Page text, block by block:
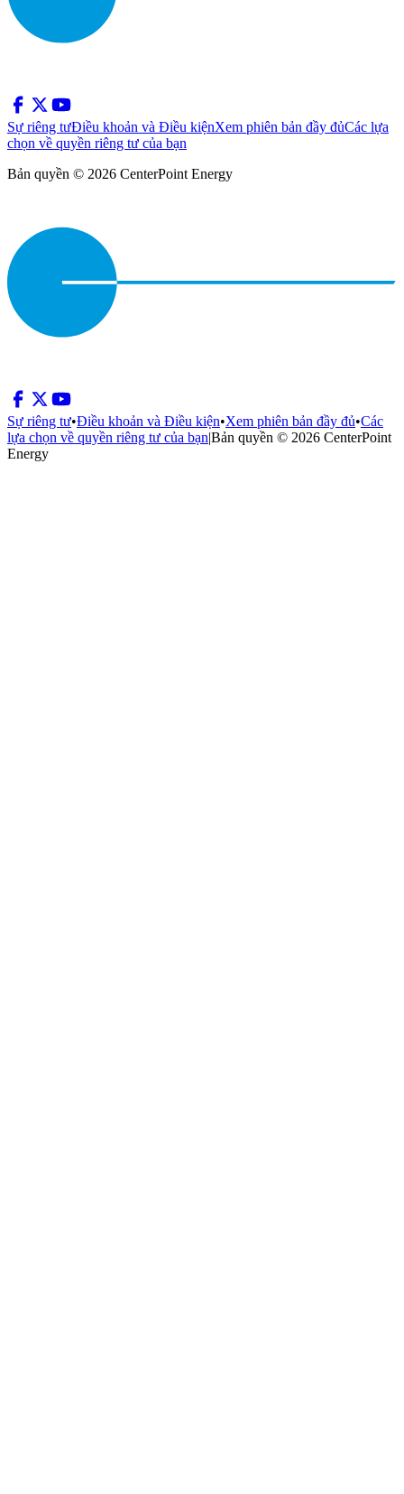
Sự riêng tưĐiều khoản và Điều kiệnXem phiên bản đầy đủCác lựa
chọn về quyền riêng tư của bạn
Bản quyền © 2026 CenterPoint Energy
Sự riêng tư•Điều khoản và Điều kiện•Xem phiên bản đầy đủ•Các
lựa chọn về quyền riêng tư của bạn|Bản quyền © 2026 CenterPoint
Energy